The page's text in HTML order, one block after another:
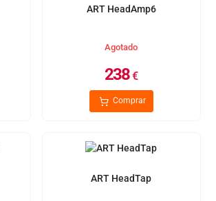
ART HeadAmp6
Agotado
238€
Comprar
ART HeadTap